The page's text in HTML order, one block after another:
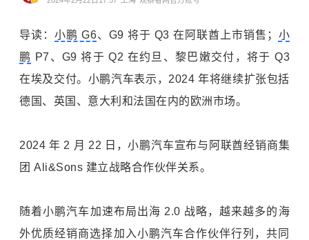
导读： 小鹏 G6、G9 将于 Q3 在阿联酋上市销售； 小
鹏 P7、G9 将于 Q2 在约旦、黎巴嫩交付，将于 Q3
在埃及交付。小鹏汽车表示，2024 年将继续扩张包括
德国、英国、意大利和法国在内的欧洲市场。
2024 年 2 月 22 日，小鹏汽车宣布与阿联酋经销商集
团 Ali&Sons 建立战略合作伙伴关系。
随着小鹏汽车加速布局出海 2.0 战略，越来越多的海
外优质经销商选择加入小鹏汽车合作伙伴行列，共同